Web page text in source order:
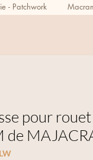
- Patchwork
pour rouet
de